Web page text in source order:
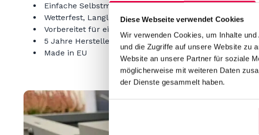
Diese Webseite verwendet Cookies
Wir verwenden Cookies, um Inhalte
und die Zugriffe auf unsere Website zu
Website an unsere Partner für soziale
möglicherweise mit weiteren Daten
der Dienste gesammelt haben.
Einfache Selbstmontage
Wetterfest, Langlebig und Wartungsfrei
Vorbereitet für einfache Verankerung
5 Jahre Herstellergarantie
Made in EU
E-mail
Kommentar oder Nachricht*
RAL-Farbe
RAL